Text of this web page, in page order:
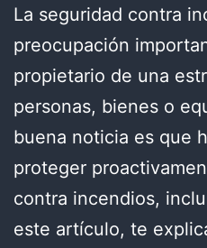
La seguridad contra
preocupación
propietario de una
personas, bienes o
buena noticia es que
proteger
contra incendios,
este artículo, te